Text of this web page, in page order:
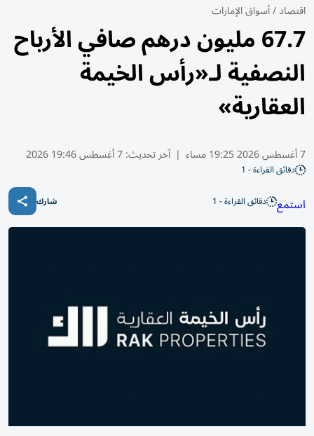
اقتصاد/أسواق الإمارات
67.7 مليون درهم صافي الأرباح
النصفية لـ«رأس الخيمة
العقارية»
7 أغسطس 2026 19:25 مساء | آخر تحديث:7 أغسطس 19:46 2026
دقائق القراءة - 1
استمع دقائق القراءة - 1 شارك